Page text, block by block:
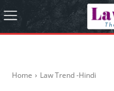
Home Law Trend -Hindi